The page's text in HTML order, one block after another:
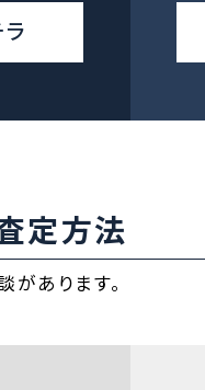
定方法
あります。